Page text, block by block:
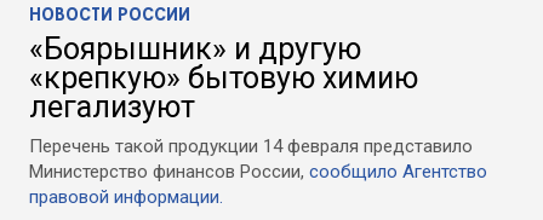
НОВОСТИ РОССИИ
«Боярышник» и другую
«крепкую» бытовую химию
легализуют
Перечень такой продукции 14 февраля представило
Министерство финансов России, сообщило Агентство
правовой информации.